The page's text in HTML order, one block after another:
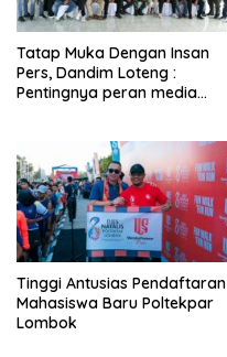
Tatap Muka Dengan Insan
Pers, Dandim Loteng :
Pentingnya peran media
obyektif
Tinggi Antusias Pendaftaran
Mahasiswa Baru Poltekpar
Lombok